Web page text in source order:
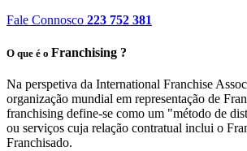
Fale Connosco 223 752 381
O que é o Franchising ?
Na perspetiva da International Franchise
organização mundial em representação de
franchising define-se como um "método de
ou serviços cuja relação contratual inclui o
Franchisado.